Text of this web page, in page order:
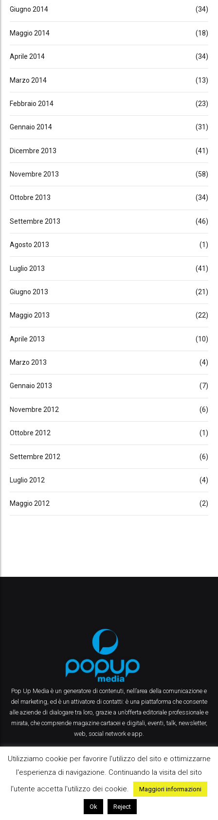
Giugno 2014 (34)
Maggio 2014 (18)
Aprile 2014 (34)
Marzo 2014 (13)
Febbraio 2014 (23)
Gennaio 2014 (31)
Dicembre 2013 (41)
Novembre 2013 (58)
Ottobre 2013 (34)
Settembre 2013 (46)
Agosto 2013 (1)
Luglio 2013 (41)
Giugno 2013 (21)
Maggio 2013 (22)
Aprile 2013 (10)
Marzo 2013 (4)
Gennaio 2013 (7)
Novembre 2012 (6)
Ottobre 2012 (1)
Settembre 2012 (6)
Luglio 2012 (4)
Maggio 2012 (2)
Pop Up Media è un generatore di contenuti, nell’area della comunicazione e
del marketing, ed è un attivatore di contatti: è una piattaforma che consente
alle aziende di dialogare tra loro, grazie a un’offerta editoriale professionale e
mirata, che comprende magazine cartacei e digitali, eventi, talk, newsletter,
web, social network e app.
FEATURED TAG
Utilizziamo cookie per favorire l'utilizzo del sito e ottimizzarne
l'esperienza di navigazione. Continuando la visita del sito
l'utente accetta l'utilizzo dei cookie.
Maggiori informazioni
Ok Reject